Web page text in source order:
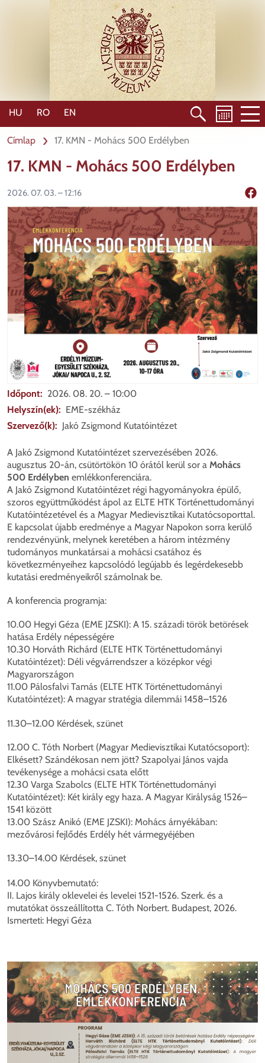
HU RO EN
Címlap 17. KMN - Mohács 500 Erdélyben
17. KMN - Mohács 500 Erdélyben
2026. 07. 03. – 12:16
Időpont
2026. 08. 20. – 10:00
Helyszín(ek)
EME-székház
Szervező(k)
Jakó Zsigmond Kutatóintézet
A Jakó Zsigmond Kutatóintézet szervezésében 2026.
augusztus 20-án, csütörtökön 10 órától kerül sor a Mohács
500 Erdélyben emlékkonferenciára.
A Jakó Zsigmond Kutatóintézet régi hagyományokra épülő,
szoros együttműködést ápol az ELTE HTK Történettudományi
Kutatóintézetével és a Magyar Medievisztikai Kutatócsoporttal.
E kapcsolat újabb eredménye a Magyar Napokon sorra kerülő
rendezvényünk, melynek keretében a három intézmény
tudományos munkatársai a mohácsi csatához és
következményeihez kapcsolódó legújabb és legérdekesebb
kutatási eredményeikről számolnak be.
A konferencia programja:
10.00 Hegyi Géza (EME JZSKI): A 15. századi török betörések
hatása Erdély népességére
10.30 Horváth Richárd (ELTE HTK Történettudományi
Kutatóintézet): Déli végvárrendszer a középkor végi
Magyarországon
11.00 Pálosfalvi Tamás (ELTE HTK Történettudományi
Kutatóintézet): A magyar stratégia dilemmái 1458–1526
11.30–12.00 Kérdések, szünet
12.00 C. Tóth Norbert (Magyar Medievisztikai Kutatócsoport):
Elkésett? Szándékosan nem jött? Szapolyai János vajda
tevékenysége a mohácsi csata előtt
12.30 Varga Szabolcs (ELTE HTK Történettudományi
Kutatóintézet): Két király egy haza. A Magyar Királyság 1526–
1541 között
13.00 Szász Anikó (EME JZSKI): Mohács árnyékában:
mezővárosi fejlődés Erdély hét vármegyéjében
13.30–14.00 Kérdések, szünet
14.00 Könyvbemutató:
II. Lajos király oklevelei és levelei 1521-1526. Szerk. és a
mutatókat összeállította C. Tóth Norbert. Budapest, 2026.
Ismerteti: Hegyi Géza